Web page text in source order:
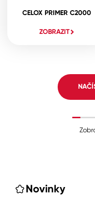
CELOX PRIMER C2000
ZOBRAZIT
Novinky